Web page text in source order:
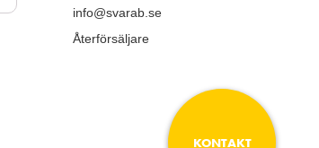
KONTAKT
info@svarab.se
Återförsäljare